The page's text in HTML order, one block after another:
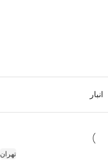
انبار
تهران